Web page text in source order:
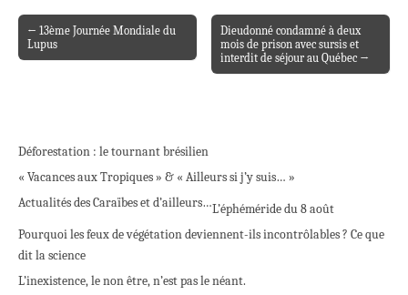
Post navigation
← 13ème Journée Mondiale du
Lupus
Dieudonné condamné à deux
mois de prison avec sursis et
interdit de séjour au Québec →
Déforestation : le tournant brésilien
« Vacances aux Tropiques » & « Ailleurs si j’y suis… »
Actualités des Caraïbes et d’ailleurs…L’éphéméride du 8 août
Pourquoi les feux de végétation deviennent-ils incontrôlables ? Ce que
dit la science
L’inexistence, le non être, n’est pas le néant.